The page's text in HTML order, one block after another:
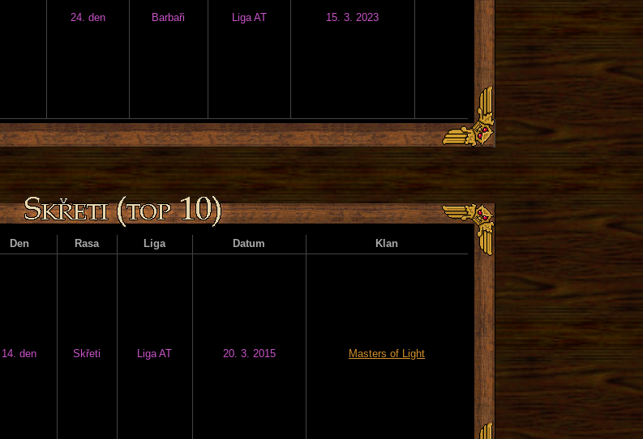
24. den Barbaři Liga AT 15. 3. 2023
Den Rasa Liga Datum Klan
14. den Skřeti Liga AT 20. 3. 2015 Masters of Light